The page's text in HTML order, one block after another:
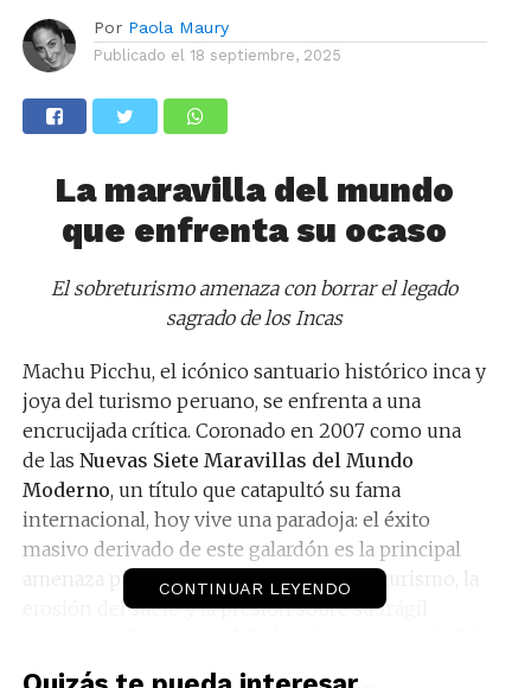
Por Paola Maury
Publicado el 18 septiembre, 2025
La maravilla del mundo
que enfrenta su ocaso
El sobreturismo amenaza con borrar el legado
sagrado de los Incas
Machu Picchu, el icónico santuario histórico inca y
joya del turismo peruano, se enfrenta a una
encrucijada crítica. Coronado en 2007 como una
de las Nuevas Siete Maravillas del Mundo
Moderno, un título que catapultó su fama
internacional, hoy vive una paradoja: el éxito
masivo derivado de este galardón es la principal
amenaza para su preservación. El sobreturismo, la
erosión del suelo y la presión sobre su frágil
gobierno peruano, sino también de la UNESCO,
CONTINUAR LEYENDO